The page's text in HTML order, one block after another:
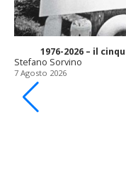
1976-2026 – il
Stefano Sorvino
7 Agosto 2026